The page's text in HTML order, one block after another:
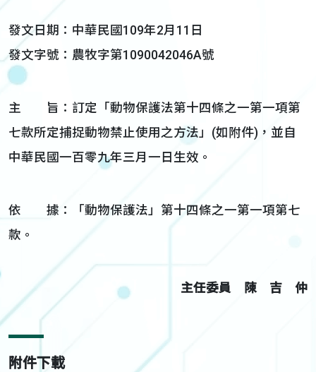
發文日期：中華民國109年2月11日
發文字號：農牧字第1090042046A號
主 旨：訂定「動物保護法第十四條之一第一項第
七款所定捕捉動物禁止使用之方法」(如附件)，並自
中華民國一百零九年三月一日生效。
依 據：「動物保護法」第十四條之一第一項第七
款。
主任委員 陳 吉 仲
附件下載